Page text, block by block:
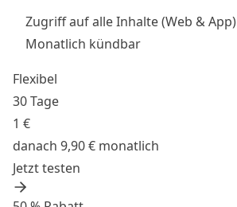
Zugriff auf alle Inhalte (Web & App)
Monatlich kündbar
Flexibel
30 Tage
1 €
danach 9,90 € monatlich
Jetzt testen